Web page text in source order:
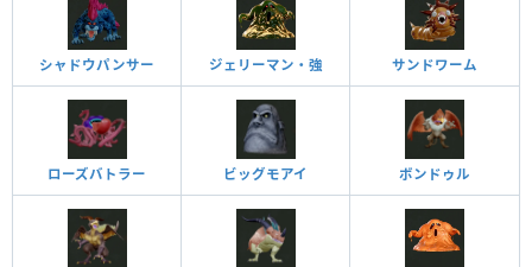
シャドウパンサー ジェリーマン・強 サンドワーム
ローズバトラー ビッグモアイ ボンドゥル